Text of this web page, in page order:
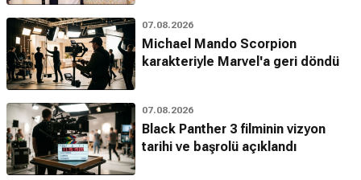
07.08.2026
Michael Mando Scorpion
karakteriyle Marvel'a geri döndü
07.08.2026
Black Panther 3 filminin vizyon
tarihi ve başrolü açıklandı